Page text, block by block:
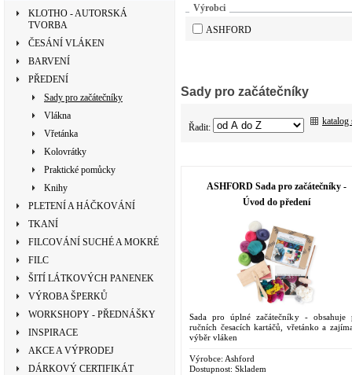
KLOTHO - AUTORSKÁ
TVORBA
ČESÁNÍ VLÁKEN
BARVENÍ
PŘEDENÍ
Sady pro začátečníky
Vlákna
Vřetánka
Kolovrátky
Praktické pomůcky
Knihy
PLETENÍ A HÁČKOVÁNÍ
TKANÍ
FILCOVÁNÍ SUCHÉ A MOKRÉ
FILC
ŠITÍ LÁTKOVÝCH PANENEK
VÝROBA ŠPERKŮ
WORKSHOPY - PŘEDNÁŠKY
INSPIRACE
AKCE A VÝPRODEJ
DÁRKOVÝ CERTIFIKÁT
Výrobci
ASHFORD
Sady pro začátečníky
Řadit:
katalog
ASHFORD Sada pro začátečníky -
Úvod do předení
Sada pro úplné začátečníky - obsahuje
ručních česacích kartáčů, vřetánko a
výběr vláken
Výrobce: Ashford
Dostupnost: Skladem